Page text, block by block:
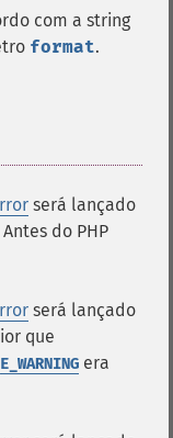
com a string
format.
será lançado
do PHP
será lançado
que
E_WARNING era